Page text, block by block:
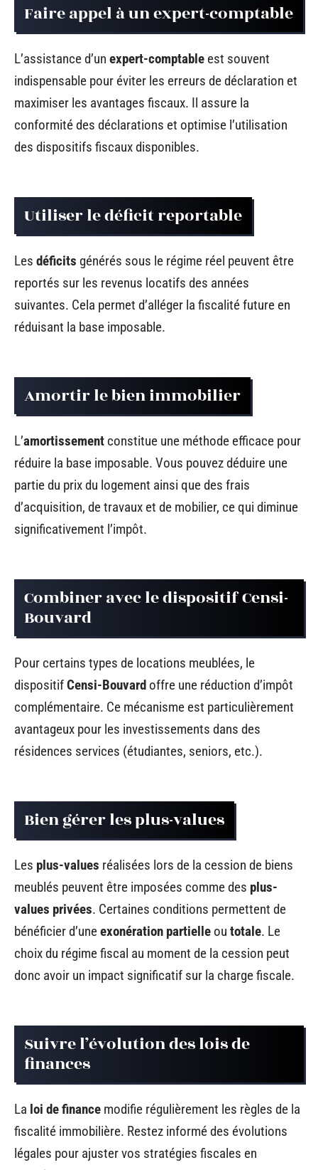
Faire appel à un expert-comptable
L’assistance d’un expert-comptable est souvent
indispensable pour éviter les erreurs de déclaration et
maximiser les avantages fiscaux. Il assure la
conformité des déclarations et optimise l’utilisation
des dispositifs fiscaux disponibles.
Utiliser le déficit reportable
Les déficits générés sous le régime réel peuvent être
reportés sur les revenus locatifs des années
suivantes. Cela permet d’alléger la fiscalité future en
réduisant la base imposable.
Amortir le bien immobilier
L’amortissement constitue une méthode efficace pour
réduire la base imposable. Vous pouvez déduire une
partie du prix du logement ainsi que des frais
d’acquisition, de travaux et de mobilier, ce qui diminue
significativement l’impôt.
Combiner avec le dispositif Censi-
Bouvard
Pour certains types de locations meublées, le
dispositifCensi-Bouvard offre une réduction d’impôt
complémentaire. Ce mécanisme est particulièrement
avantageux pour les investissements dans des
résidences services (étudiantes, seniors, etc.).
Bien gérer les plus-values
Les plus-values réalisées lors de la cession de biens
meublés peuvent être imposées comme des plus-
values privées. Certaines conditions permettent de
bénéficier d’uneexonération partielle ou totale. Le
choix du régime fiscal au moment de la cession peut
donc avoir un impact significatif sur la charge fiscale.
Suivre l’évolution des lois de
finances
La loi de finance modifie régulièrement les règles de la
fiscalité immobilière. Restez informé des évolutions
légales pour ajuster vos stratégies fiscales en